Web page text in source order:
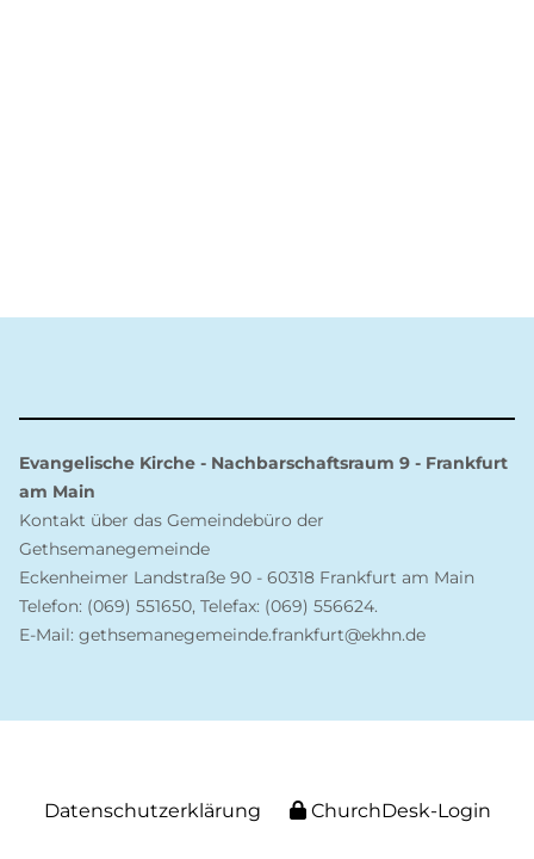
Evangelische Kirche - Nachbarschaftsraum 9 - Frankfurt
am Main
Kontakt über das Gemeindebüro der
Gethsemanegemeinde
Eckenheimer Landstraße 90 - 60318 Frankfurt am Main
Telefon: (069) 551650, Telefax: (069) 556624.
E-Mail: gethsemanegemeinde.frankfurt@ekhn.de
Datenschutzerklärung ChurchDesk-Login